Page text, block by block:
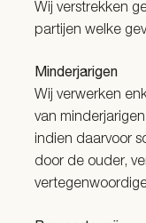
Wij verstrekken
partijen welke
Minderjarigen
Wij verwerken
van
indien daarvoor
door de ouder,